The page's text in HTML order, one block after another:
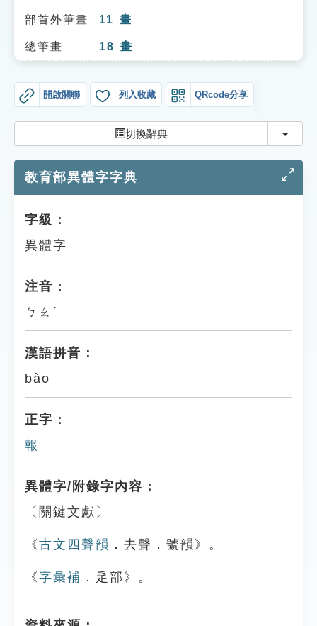
知識索引
單字索引
遊戲專區
教學應用
貓頭鷹博士
部首外筆畫 11 畫
總筆畫 18 畫
開啟關聯 列入收藏 QRcode分享
切換辭典 切換
教育部異體字字典
字級：
異體字
注音：
ㄅㄠˋ
漢語拼音：
bào
正字：
報
異體字/附錄字內容：
〔關鍵文獻〕
《古文四聲韻 ．去聲．號韻》。
《字彙補 ．辵部》。